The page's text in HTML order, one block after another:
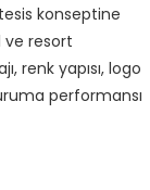
konseptine
ve resort
renk yapısı, logo
performansı